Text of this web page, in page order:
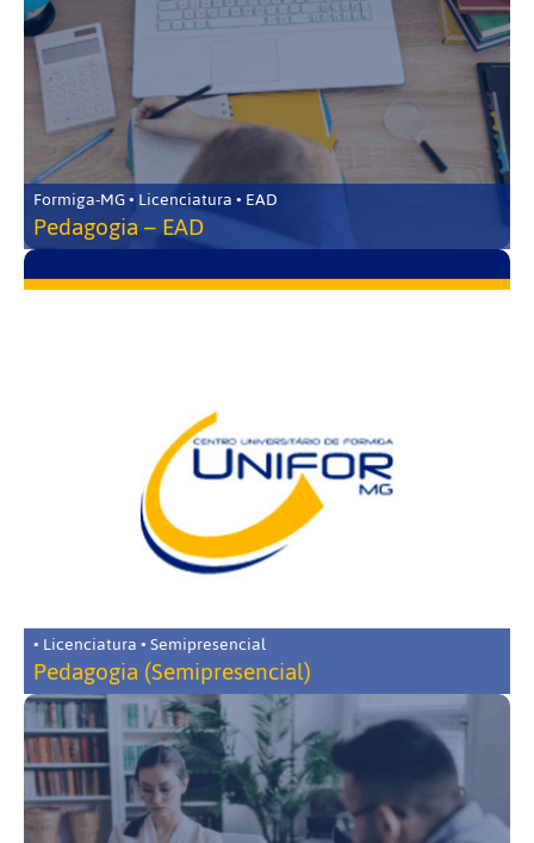
Formiga-MG • Licenciatura • EAD
Pedagogia – EAD
• Licenciatura • Semipresencial
Pedagogia (Semipresencial)